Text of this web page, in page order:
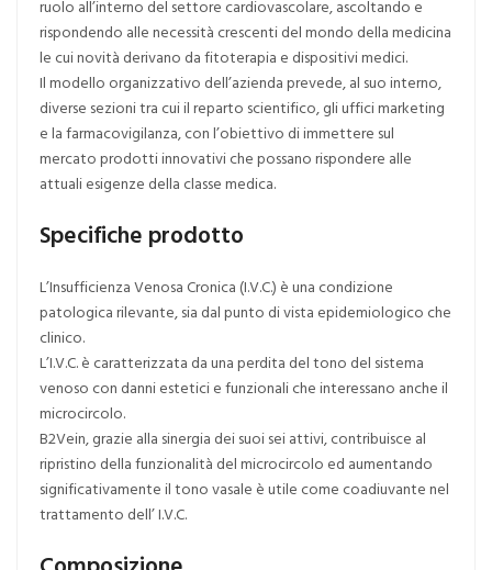
ruolo all’interno del settore cardiovascolare, ascoltando e
rispondendo alle necessità crescenti del mondo della medicina
le cui novità derivano da fitoterapia e dispositivi medici.
Il modello organizzativo dell’azienda prevede, al suo interno,
diverse sezioni tra cui il reparto scientifico, gli uffici marketing
e la farmacovigilanza, con l’obiettivo di immettere sul
mercato prodotti innovativi che possano rispondere alle
attuali esigenze della classe medica.
Specifiche prodotto
L’Insufficienza Venosa Cronica (I.V.C.) è una condizione
patologica rilevante, sia dal punto di vista epidemiologico che
clinico.
L’I.V.C. è caratterizzata da una perdita del tono del sistema
venoso con danni estetici e funzionali che interessano anche il
microcircolo.
B2Vein, grazie alla sinergia dei suoi sei attivi, contribuisce al
ripristino della funzionalità del microcircolo ed aumentando
significativamente il tono vasale è utile come coadiuvante nel
trattamento dell’ I.V.C.